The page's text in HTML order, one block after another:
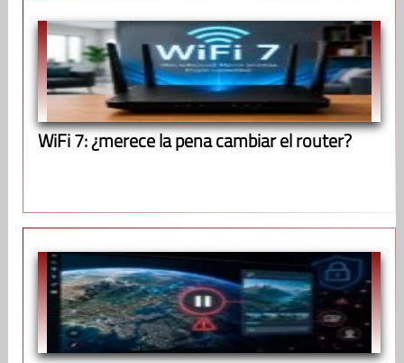
WiFi 7: ¿merece la pena cambiar el router?